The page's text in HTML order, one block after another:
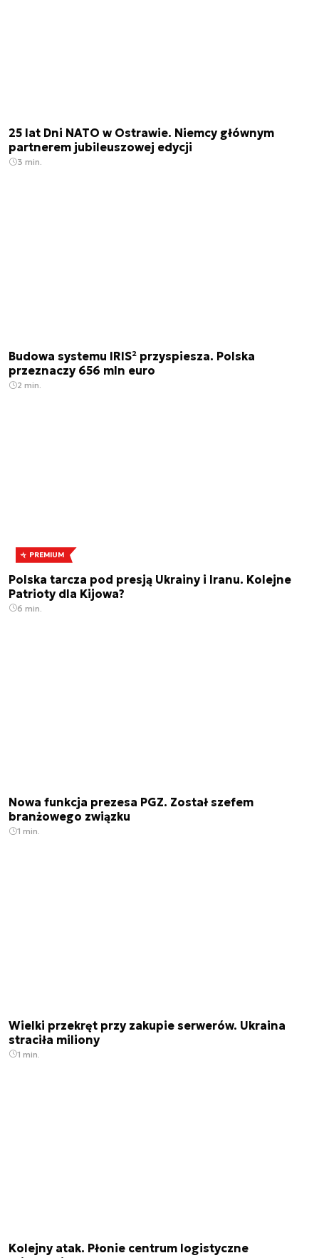
25 lat Dni NATO w Ostrawie. Niemcy głównym
partnerem jubileuszowej edycji
3 min.
Budowa systemu IRIS² przyspiesza. Polska
przeznaczy 656 mln euro
2 min.
PREMIUM
Polska tarcza pod presją Ukrainy i Iranu. Kolejne
Patrioty dla Kijowa?
6 min.
Nowa funkcja prezesa PGZ. Został szefem
branżowego związku
1 min.
Wielki przekręt przy zakupie serwerów. Ukraina
straciła miliony
1 min.
Kolejny atak. Płonie centrum logistyczne